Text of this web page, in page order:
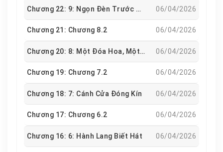
Chương 22: 9: Ngọn Đèn Trước Gió 06/04/2026
Chương 21: Chương 8.2 06/04/2026
Chương 20: 8: Một Đóa Hoa, Một Thế Giới 06/04/2026
Chương 19: Chương 7.2 06/04/2026
Chương 18: 7: Cánh Cửa Đóng Kín 06/04/2026
Chương 17: Chương 6.2 06/04/2026
Chương 16: 6: Hành Lang Biết Hát 06/04/2026